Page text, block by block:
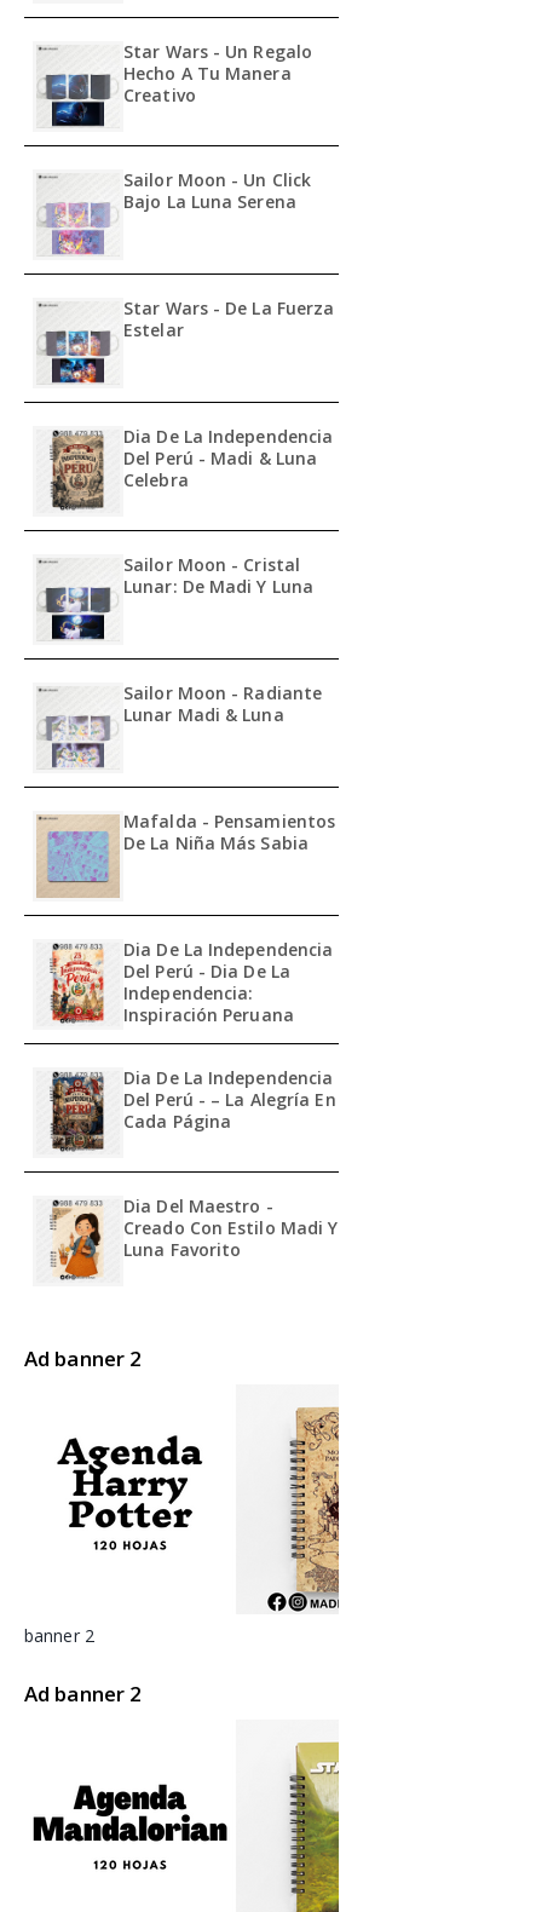
Star Wars - Un Regalo
Hecho A Tu Manera
Creativo
Sailor Moon - Un Click
Bajo La Luna Serena
Star Wars - De La Fuerza
Estelar
Dia De La Independencia
Del Perú - Madi & Luna
Celebra
Sailor Moon - Cristal
Lunar: De Madi Y Luna
Sailor Moon - Radiante
Lunar Madi & Luna
Mafalda - Pensamientos
De La Niña Más Sabia
Dia De La Independencia
Del Perú - Dia De La
Independencia:
Inspiración Peruana
Dia De La Independencia
Del Perú - – La Alegría En
Cada Página
Dia Del Maestro -
Creado Con Estilo Madi Y
Luna Favorito
Ad banner 2
banner 2
Ad banner 2